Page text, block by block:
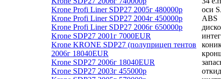
Krone Profi Liner SDP27 2005г 480000р
Krone Profi Liner SDP27 2004г 450000р
Krone Profi Liner SDP27 2006г 650000р
Krone SDP27 2001г 7000EUR
Krone KRONE SDP27 (полуприцеп тентов
2006г 18040EUR
Krone SDP27 2006г 18040EUR
Krone SDP27 2003г 455000р
оси
ABS